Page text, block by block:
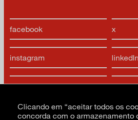
facebook x
instagram linkedIn
youtube google
Clicando em “aceitar todos os
concorda com o armazenamento